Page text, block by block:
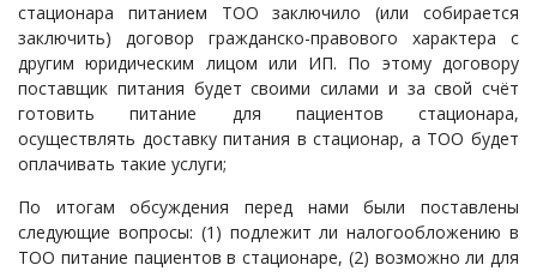
стационара питанием ТОО заключило (или собирается
заключить) договор гражданско-правового характера с
другим юридическим лицом или ИП. По этому договору
поставщик питания будет своими силами и за свой счёт
готовить питание для пациентов стационара,
осуществлять доставку питания в стационар, а ТОО будет
оплачивать такие услуги;
По итогам обсуждения перед нами были поставлены
следующие вопросы: (1) подлежит ли налогообложению в
ТОО питание пациентов в стационаре, (2) возможно ли для